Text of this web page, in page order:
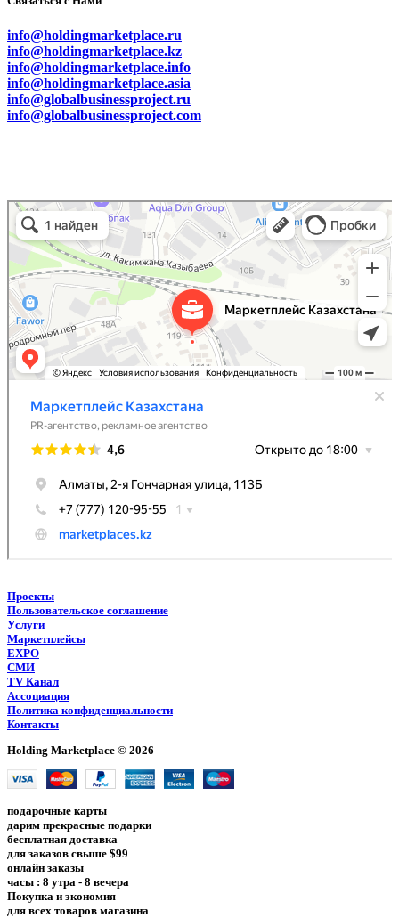
info@holdingmarketplace.ru
info@holdingmarketplace.kz
info@holdingmarketplace.info
info@holdingmarketplace.asia
info@globalbusinessproject.ru
info@globalbusinessproject.com
Маркетплейс Казахстана
Рекламное агентство в Алматы
Информационное агентство в Алматы
Проекты
Пользовательское соглашение
Услуги
Маркетплейсы
EXPO
СМИ
TV Канал
Ассоциация
Политика конфиденциальности
Контакты
Holding Marketplace © 2026
подарочные карты
дарим прекрасные подарки
бесплатная доставка
для заказов свыше $99
онлайн заказы
часы : 8 утра - 8 вечера
Покупка и экономия
для всех товаров магазина